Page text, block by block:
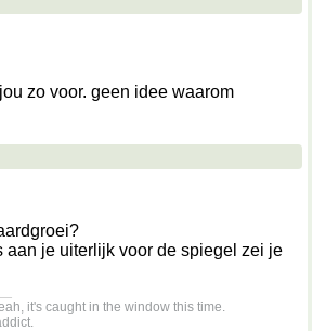
zo voor. geen idee waarom
aan je uiterlijk voor de spiegel zei je
it's caught in the window this time.